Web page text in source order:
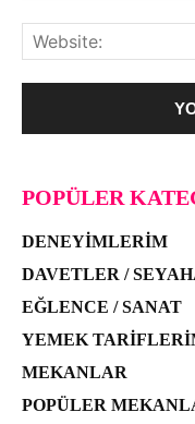
POPÜLER
DENEYIMLERIM
DAVETLER /
EĞLENCE / SANAT
YEMEK
MEKANLAR
POPÜLER